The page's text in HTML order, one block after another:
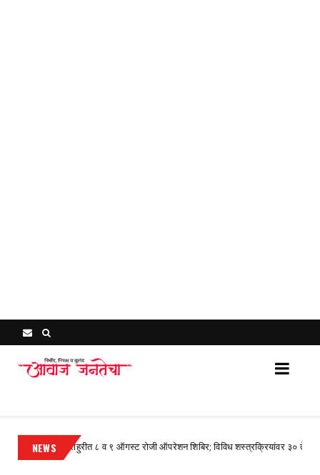
NEWS
राहुरीत ८ व ९ ऑगस्ट रोजी ऑपरेशन शिबिर; विविध शस्त्रक्रियांवर ३० ते ४० टक्के सवलत